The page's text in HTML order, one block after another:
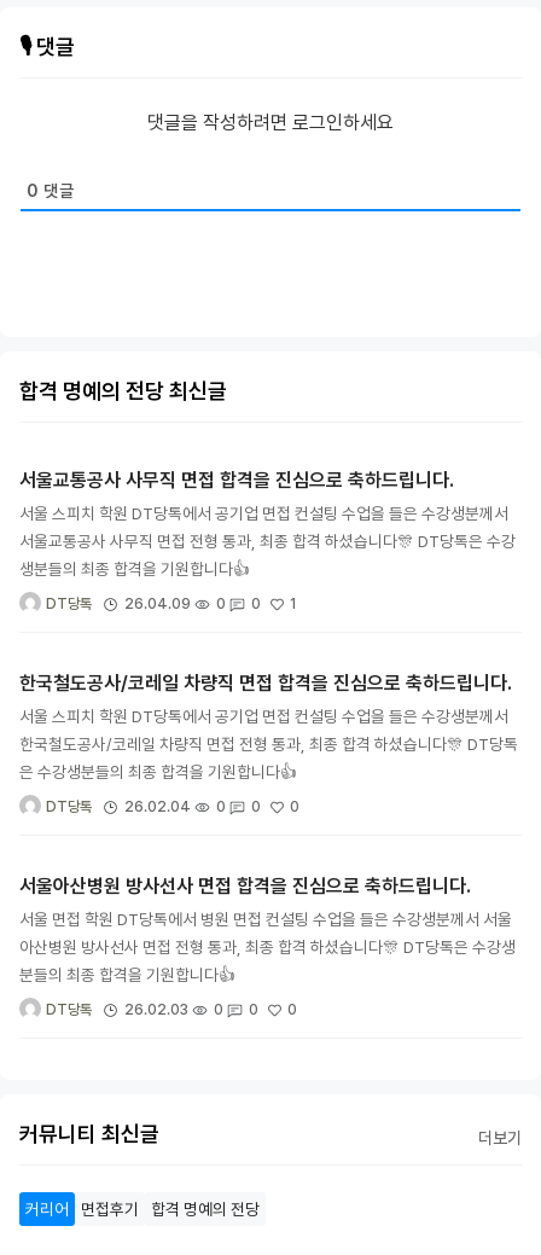
🎙️ 댓글
댓글을 작성하려면 로그인하세요
0 댓글
합격 명예의 전당 최신글
서울교통공사 사무직 면접 합격을 진심으로 축하드립니다.
서울 스피치 학원 DT당톡에서 공기업 면접 컨설팅 수업을 들은 수강생분께서
서울교통공사 사무직 면접 전형 통과, 최종 합격 하셨습니다🎊 DT당톡은 수강
생분들의 최종 합격을 기원합니다👍
DT당톡 26.04.09 0 0 1
한국철도공사/코레일 차량직 면접 합격을 진심으로 축하드립니다.
서울 스피치 학원 DT당톡에서 공기업 면접 컨설팅 수업을 들은 수강생분께서
한국철도공사/코레일 차량직 면접 전형 통과, 최종 합격 하셨습니다🎊 DT당톡
은 수강생분들의 최종 합격을 기원합니다👍
DT당톡 26.02.04 0 0 0
서울아산병원 방사선사 면접 합격을 진심으로 축하드립니다.
서울 면접 학원 DT당톡에서 병원 면접 컨설팅 수업을 들은 수강생분께서 서울
아산병원 방사선사 면접 전형 통과, 최종 합격 하셨습니다🎊 DT당톡은 수강생
분들의 최종 합격을 기원합니다👍
DT당톡 26.02.03 0 0 0
커뮤니티 최신글 더보기
커리어 면접후기 합격 명예의 전당